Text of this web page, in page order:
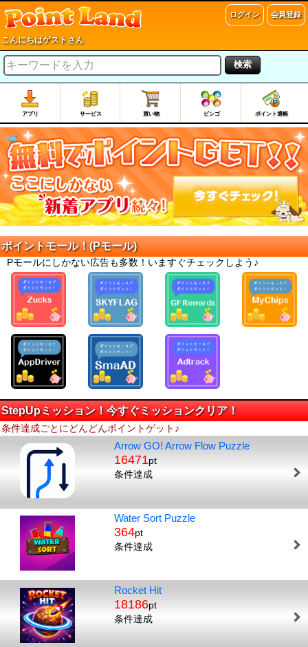
ログイン 会員登録
こんにちはゲストさん
検索
アプリ サービス 買い物 ビンゴ ポイント通帳
ポイントモール！(Pモール)
Pモールにしかない広告も多数！いますぐチェックしよう♪
StepUpミッション！今すぐミッションクリア！
条件達成ごとにどんどんポイントゲット♪
Arrow GO! Arrow Flow Puzzle
16471pt
条件達成
Water Sort Puzzle
364pt
条件達成
Rocket Hit
18186pt
条件達成